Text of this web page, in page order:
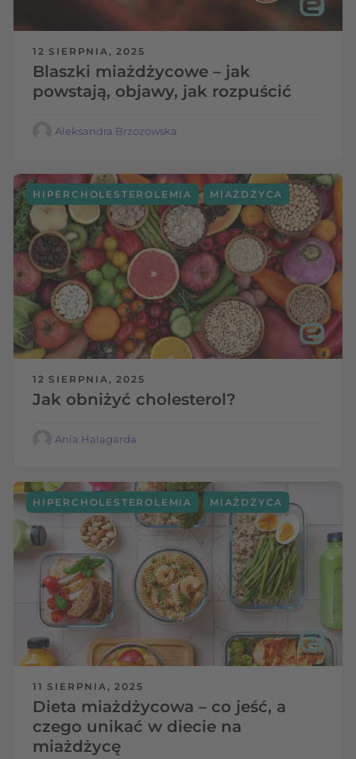
12 SIERPNIA, 2025
Blaszki miażdżycowe – jak
powstają, objawy, jak rozpuścić
Aleksandra Brzozowska
12 SIERPNIA, 2025
Jak obniżyć cholesterol?
HIPERCHOLESTEROLEMIA , MIAŻDŻYCA
Ania Halagarda
11 SIERPNIA, 2025
Dieta miażdżycowa – co jeść, a
czego unikać w diecie na
miażdżycę
HIPERCHOLESTEROLEMIA , MIAŻDŻYCA